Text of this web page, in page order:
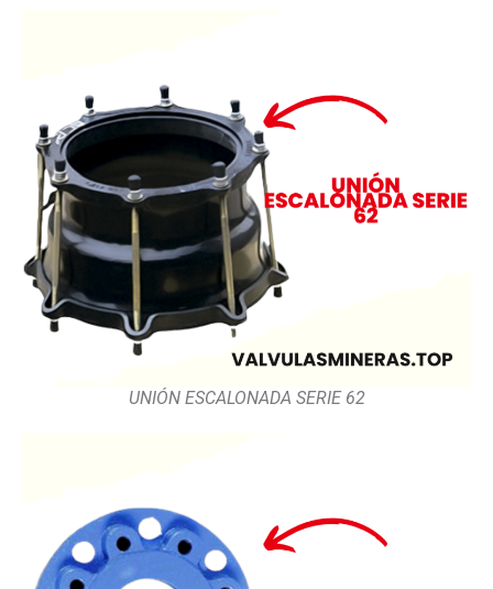
UNIÓN ESCALONADA SERIE 62